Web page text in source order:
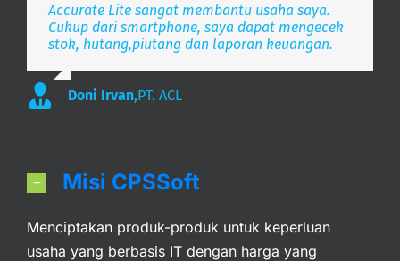
Accurate Lite sangat membantu usaha saya.
Cukup dari smartphone, saya dapat mengecek
stok, hutang,piutang dan laporan keuangan.
Doni Irvan,PT. ACL
Aplikasi pembukuan Zaman Now, i’m Happy.
Simpel, Mobile Friendly, Realtime.
Misi CPSSoft
Menciptakan produk-produk untuk keperluan
usaha yang berbasis IT dengan harga yang